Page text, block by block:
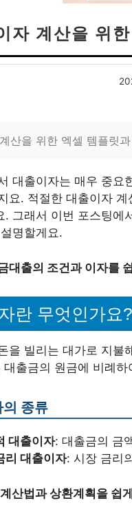
자 계산을 위
산을 위한 엑셀 템플릿
대출이자는 매우 중요
요. 적절한 대출이자
. 그래서 이번 포스팅에
명할게요.
대출의 조건과 이자를
란 무엇인가요?
을 빌리는 대가로 지불
대출금의 원금에 비례하
종류
대출이자: 대출금의 금
리 대출이자: 시장 금리
산법과 상환계획을 쉽